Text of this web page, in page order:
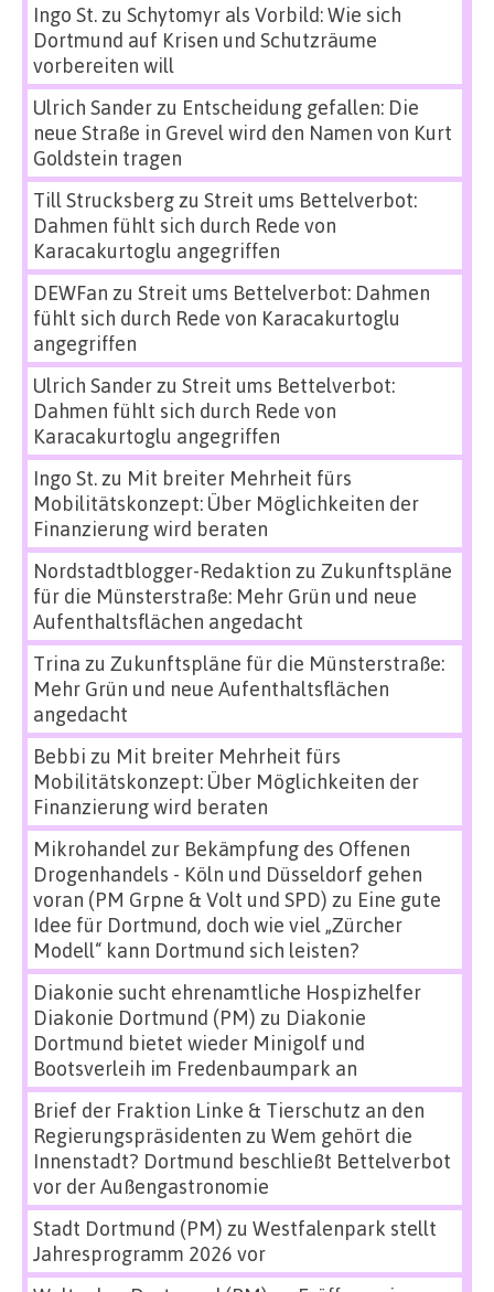
Ingo St.zu Schytomyr als Vorbild: Wie sich
Dortmund auf Krisen und Schutzräume
vorbereiten will
Ulrich Sanderzu Entscheidung gefallen: Die
neue Straße in Grevel wird den Namen von Kurt
Goldstein tragen
Till Strucksbergzu Streit ums Bettelverbot:
Dahmen fühlt sich durch Rede von
Karacakurtoglu angegriffen
DEWFan zu Streit ums Bettelverbot: Dahmen
fühlt sich durch Rede von Karacakurtoglu
angegriffen
Ulrich Sanderzu Streit ums Bettelverbot:
Dahmen fühlt sich durch Rede von
Karacakurtoglu angegriffen
Ingo St.zu Mit breiter Mehrheit fürs
Mobilitätskonzept: Über Möglichkeiten der
Finanzierung wird beraten
Nordstadtblogger-Redaktion zu Zukunftspläne
für die Münsterstraße: Mehr Grün und neue
Aufenthaltsflächen angedacht
Trina zu Zukunftspläne für die Münsterstraße:
Mehr Grün und neue Aufenthaltsflächen
angedacht
Bebbi zu Mit breiter Mehrheit fürs
Mobilitätskonzept: Über Möglichkeiten der
Finanzierung wird beraten
Mikrohandel zur Bekämpfung des Offenen
Drogenhandels - Köln und Düsseldorf gehen
voran (PM Grpne & Volt und SPD) zu Eine gute
Idee für Dortmund, doch wie viel „Zürcher
Modell“ kann Dortmund sich leisten?
Diakonie sucht ehrenamtliche Hospizhelfer
Diakonie Dortmund (PM) zu Diakonie
Dortmund bietet wieder Minigolf und
Bootsverleih im Fredenbaumpark an
Brief der Fraktion Linke & Tierschutz an den
Regierungspräsidenten zu Wem gehört die
Innenstadt? Dortmund beschließt Bettelverbot
vor der Außengastronomie
Stadt Dortmund (PM) zu Westfalenpark stellt
Jahresprogramm 2026 vor